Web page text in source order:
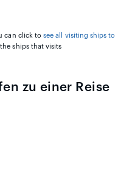
can click tosee all visiting ships to
ships that visits
zu einer Reise